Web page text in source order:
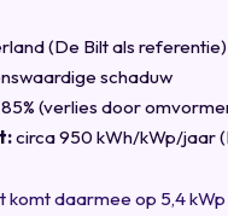
(De Bilt als referentie)
schaduw
85% (verlies door
circa 950 kWh/kWp/jaar
daarmee op 5,4